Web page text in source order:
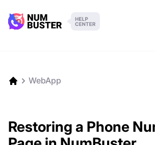
WebApp
Restoring a Phone